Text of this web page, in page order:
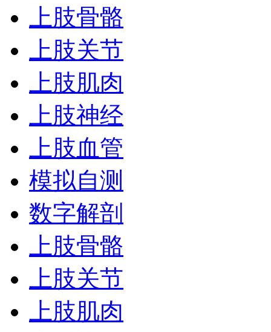
上肢骨骼
上肢关节
上肢肌肉
上肢神经
上肢血管
模拟自测
数字解剖
上肢骨骼
上肢关节
上肢肌肉